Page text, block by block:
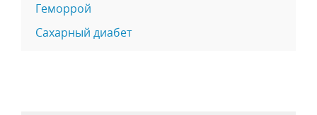
Геморрой
Сахарный диабет